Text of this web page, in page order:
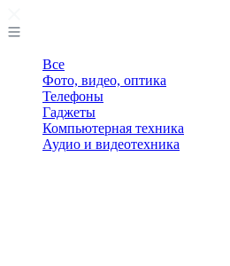
Все
Фото, видео, оптика
Телефоны
Гаджеты
Компьютерная техника
Аудио и видеотехника